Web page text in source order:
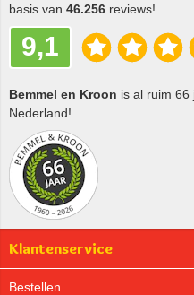
basis van 46.256 reviews!
9,1
Bemmel en Kroon is al ruim 66
Nederland!
Klantenservice
Bestellen